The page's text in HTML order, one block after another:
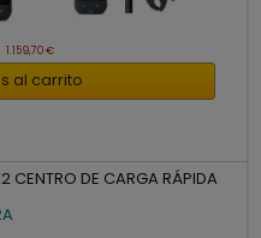
1.159,70 €
al carrito
CENTRO DE CARGA RÁPIDA